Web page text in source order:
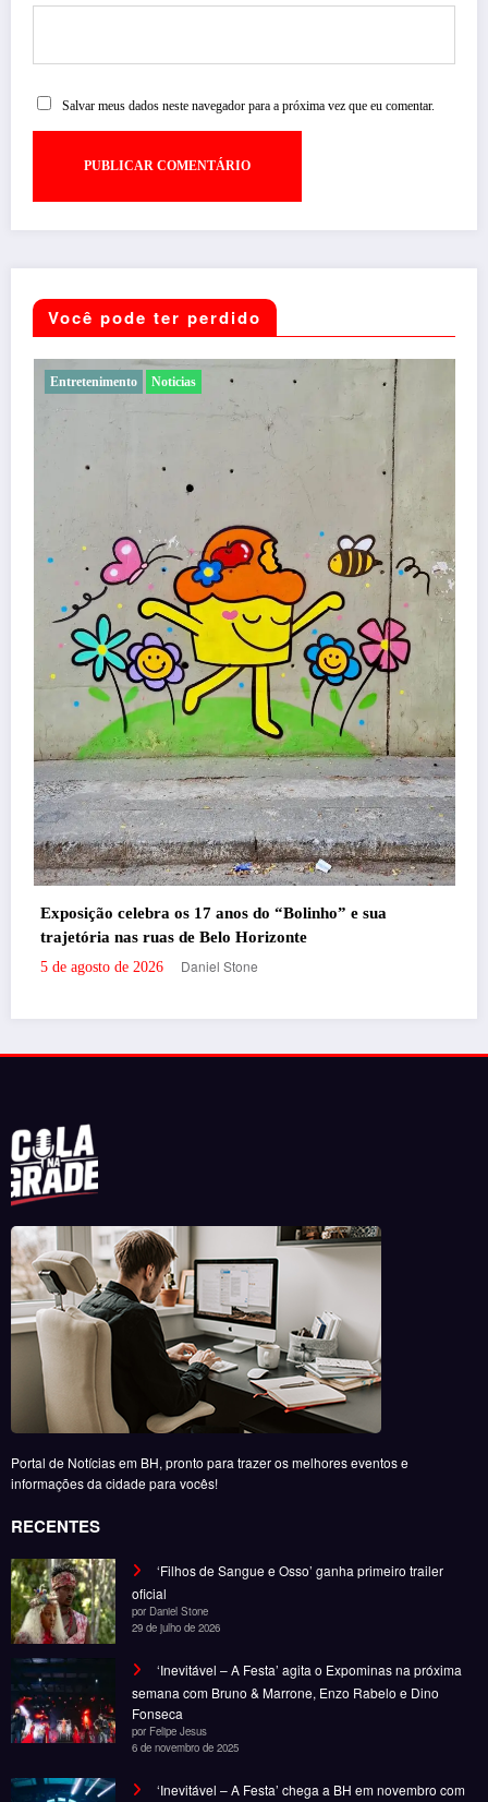
Salvar meus dados neste navegador para a próxima vez que eu comentar.
Você pode ter perdido
e sua
Entretenimento Noticias
Com ingressos esgotados desde junho,
Menos é Mais agita BH na próxima
5 de agosto de 2026 Felipe Jesus
Portal de Notícias em BH, pronto para trazer os melhores eventos e
informações da cidade para vocês!
RECENTES
‘Filhos de Sangue e Osso’ ganha primeiro trailer
oficial
por Daniel Stone
29 de julho de 2026
‘Inevitável – A Festa’ agita o Expominas na próxima
semana com Bruno & Marrone, Enzo Rabelo e Dino
por Felipe Jesus
6 de novembro de 2025
por Felipe Jesus
Noticias Entretenimento
Além do Horizonte
Comunicação e Marketing | Powered BySpiceThemes